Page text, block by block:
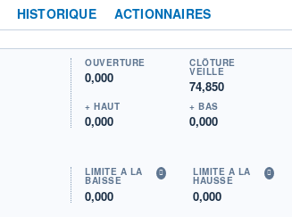
HISTORIQUE ACTIONNAIRES
OUVERTURE
0,000
CLÔTURE
VEILLE
74,850
+ HAUT
0,000
+ BAS
0,000
LIMITE À LA
BAISSE
0,000
LIMITE À LA
HAUSSE
0,000